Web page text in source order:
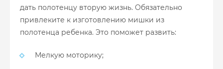
дать полотенцу вторую жизнь. Обязательно
привлеките к изготовлению мишки из
полотенца ребенка. Это поможет развить:
Мелкую моторику;